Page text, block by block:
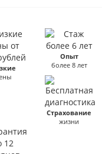
Опыт
более 8 лет
Страхование
жизни